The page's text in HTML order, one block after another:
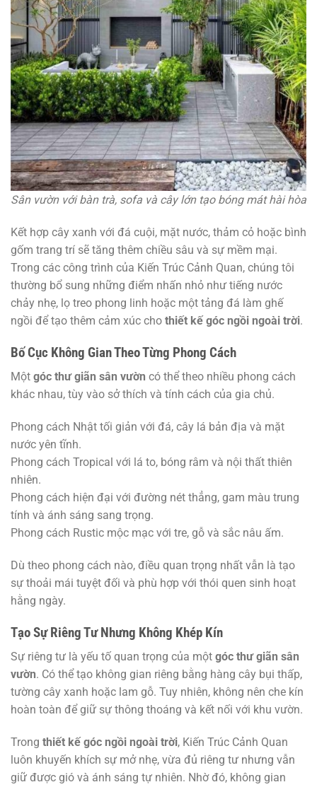
Sân vườn với bàn trà, sofa và cây lớn tạo bóng mát hài hòa
Kết hợp cây xanh với đá cuội, mặt nước, thảm cỏ hoặc bình
gốm trang trí sẽ tăng thêm chiều sâu và sự mềm mại.
Trong các công trình của Kiến Trúc Cảnh Quan, chúng tôi
thường bổ sung những điểm nhấn nhỏ như tiếng nước
chảy nhẹ, lọ treo phong linh hoặc một tảng đá làm ghế
ngồi để tạo thêm cảm xúc cho thiết kế góc ngồi ngoài trời.
Bố Cục Không Gian Theo Từng Phong Cách
Một góc thư giãn sân vườn có thể theo nhiều phong cách
khác nhau, tùy vào sở thích và tính cách của gia chủ.
Phong cách Nhật tối giản với đá, cây lá bản địa và mặt
nước yên tĩnh.
Phong cách Tropical với lá to, bóng râm và nội thất thiên
nhiên.
Phong cách hiện đại với đường nét thẳng, gam màu trung
tính và ánh sáng sang trọng.
Phong cách Rustic mộc mạc với tre, gỗ và sắc nâu ấm.
Dù theo phong cách nào, điều quan trọng nhất vẫn là tạo
sự thoải mái tuyệt đối và phù hợp với thói quen sinh hoạt
hằng ngày.
Tạo Sự Riêng Tư Nhưng Không Khép Kín
Sự riêng tư là yếu tố quan trọng của một góc thư giãn sân
vườn. Có thể tạo không gian riêng bằng hàng cây bụi thấp,
tường cây xanh hoặc lam gỗ. Tuy nhiên, không nên che kín
hoàn toàn để giữ sự thông thoáng và kết nối với khu vườn.
Trong thiết kế góc ngồi ngoài trời, Kiến Trúc Cảnh Quan
luôn khuyến khích sự mở nhẹ, vừa đủ riêng tư nhưng vẫn
giữ được gió và ánh sáng tự nhiên. Nhờ đó, không gian